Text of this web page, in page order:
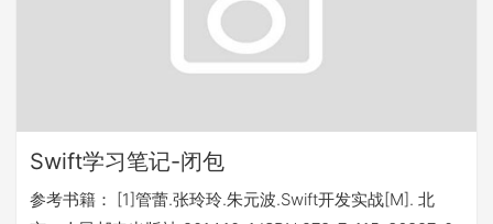
Swift学习笔记-闭包
参考书籍： [1]管蕾.张玲玲.朱元波.Swift开发实战[M]. 北